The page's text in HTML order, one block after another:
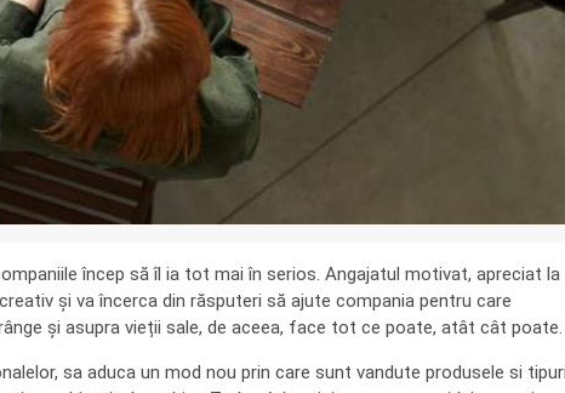
încep să îl ia tot mai în serios. Angajatul motivat, apreciat la
și va încerca din răsputeri să ajute compania pentru care
și asupra vieții sale, de aceea, face tot ce poate, atât cât poate.
sa aduca un mod nou prin care sunt vandute produsele si tipuri